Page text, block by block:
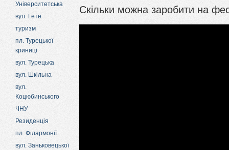
Університетська
вул. Гете
туризм
пл. Турецької
криниці
вул. Турецька
вул. Шкільна
вул.
Коцюбинського
ЧНУ
Резиденція
пл. Філармонії
вул. Заньковецької
Скільки можна заробити на